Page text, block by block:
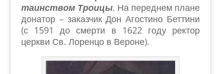
таинством Троицы. На переднем плане
донатор – заказчик Дон Агостино Беттини
(с 1591 до смерти в 1622 году ректор
церкви Св. Лоренцо в Вероне).